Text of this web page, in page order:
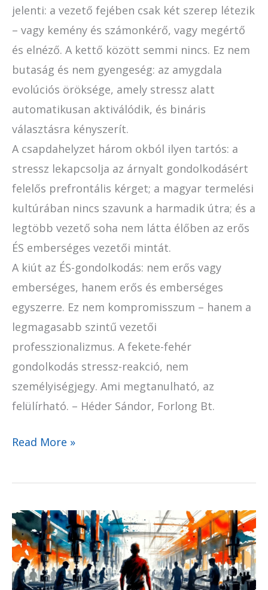
jelenti: a vezető fejében csak két szerep létezik
– vagy kemény és számonkérő, vagy megértő
és elnéző. A kettő között semmi nincs. Ez nem
butaság és nem gyengeség: az amygdala
evolúciós öröksége, amely stressz alatt
automatikusan aktiválódik, és bináris
választásra kényszerít.
A csapdahelyzet három okból ilyen tartós: a
stressz lekapcsolja az árnyalt gondolkodásért
felelős prefrontális kérget; a magyar termelési
kultúrában nincs szavunk a harmadik útra; és a
legtöbb vezető soha nem látta élőben az erős
ÉS emberséges vezetői mintát.
A kiút az ÉS-gondolkodás: nem erős vagy
emberséges, hanem erős és emberséges
egyszerre. Ez nem kompromisszum – hanem a
legmagasabb szintű vezetői
professzionalizmus. A fekete-fehér
gondolkodás stressz-reakció, nem
személyiségjegy. Ami megtanulható, az
felülírható. – Héder Sándor, Forlong Bt.
Read More »
A
határozottság
4
árnyalata